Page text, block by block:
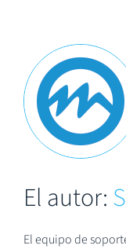
El autor:
El equipo de